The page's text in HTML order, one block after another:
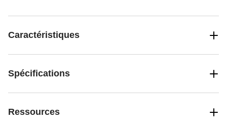
Caractéristiques
Spécifications
Ressources